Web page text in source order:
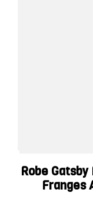
Robe
Franges